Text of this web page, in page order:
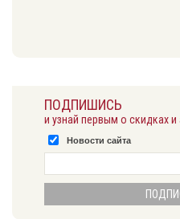
ПОДПИШИСЬ
и узнай первым о скидках и
Новости сайта